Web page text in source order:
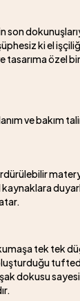
son
ki el
tasarıma özel
ve bakım
tek tek
dokusu